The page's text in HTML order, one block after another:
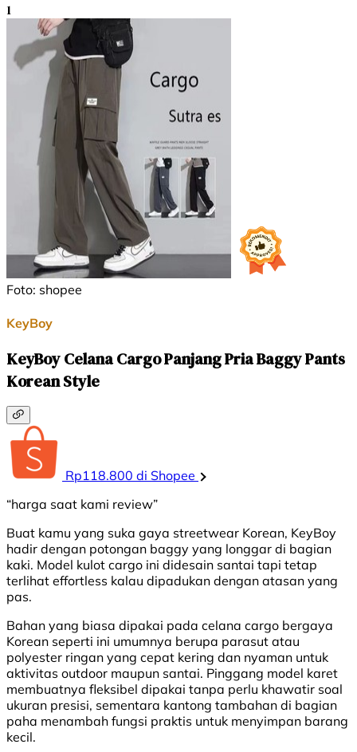
1
Foto: shopee
KeyBoy
KeyBoy Celana Cargo Panjang Pria Baggy Pants
Korean Style
Rp118.800 di Shopee
“harga saat kami review”
Buat kamu yang suka gaya streetwear Korean, KeyBoy
hadir dengan potongan baggy yang longgar di bagian
kaki. Model kulot cargo ini didesain santai tapi tetap
terlihat effortless kalau dipadukan dengan atasan yang
pas.
Bahan yang biasa dipakai pada celana cargo bergaya
Korean seperti ini umumnya berupa parasut atau
polyester ringan yang cepat kering dan nyaman untuk
aktivitas outdoor maupun santai. Pinggang model karet
membuatnya fleksibel dipakai tanpa perlu khawatir soal
ukuran presisi, sementara kantong tambahan di bagian
paha menambah fungsi praktis untuk menyimpan barang
kecil.